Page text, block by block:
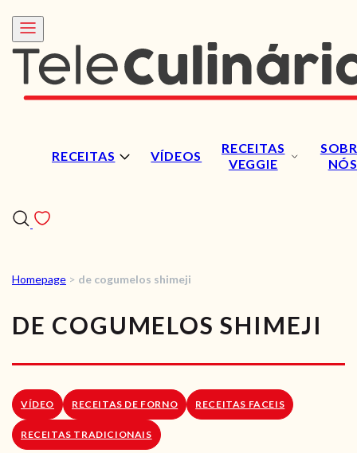
RECEITAS VÍDEOS
RECEITAS
VEGGIE
NÓS
RECEITAS
VÍDEOS
RECEITAS VEGGIE
SOBRE NÓS
LOJA ONLINE
Homepage > de cogumelos shimeji
DE COGUMELOS SHIMEJI
VÍDEO RECEITAS DE FORNO RECEITAS FACEIS
RECEITAS TRADICIONAIS